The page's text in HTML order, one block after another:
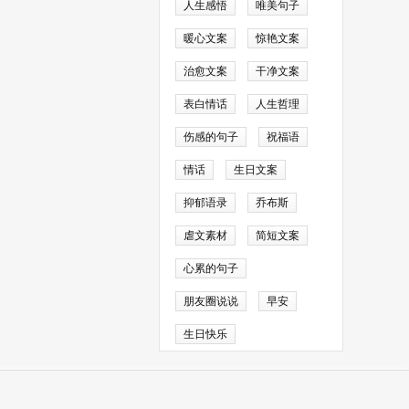
人生感悟 唯美句子
暖心文案 惊艳文案
治愈文案 干净文案
表白情话 人生哲理
伤感的句子 祝福语
情话 生日文案
抑郁语录 乔布斯
虐文素材 简短文案
心累的句子
朋友圈说说 早安
生日快乐